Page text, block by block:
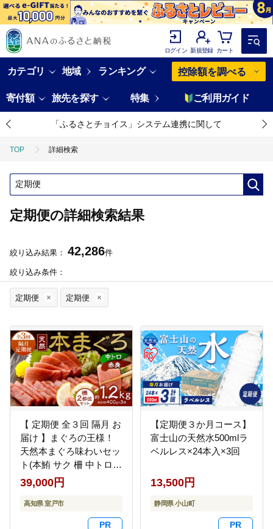
ログイン 新規登録 カート
カテゴリ 地域 ランキング 控除額を調べる
寄付額 旅先を探す 特集 ご利用ガイド
「ふるさとチョイス」システム連携に関して
TOP 詳細検索
定期便の詳細検索結果
絞り込み結果： 42,286件
絞り込み条件：
定期便 定期便
【 定期便 全３回 隔月 お
届け 】まぐろの王様！
天然本まぐろ味わいセッ
ト(本鮪 サク 柵 中トロ
赤身 鮪 刺身 )
39,000円
高知県 室戸市
【定期便３か月コース】
富士山の天然水500mlラ
ベルレス×24本入×3回
13,500円
静岡県 小山町